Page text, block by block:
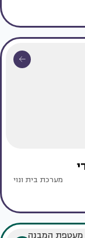
מערכת בית ונוי